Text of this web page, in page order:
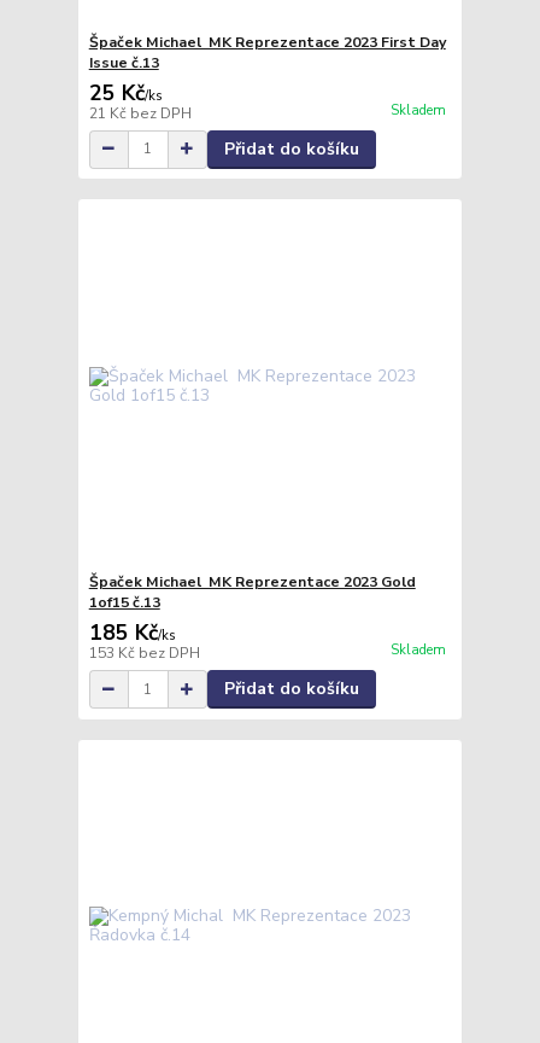
Špaček Michael MK Reprezentace 2023 First Day
Issue č.13
25 Kč/ks
21 Kč bez DPH Skladem
Přidat do košíku
Špaček Michael MK Reprezentace 2023 Gold
1of15 č.13
185 Kč/ks
153 Kč bez DPH Skladem
Přidat do košíku